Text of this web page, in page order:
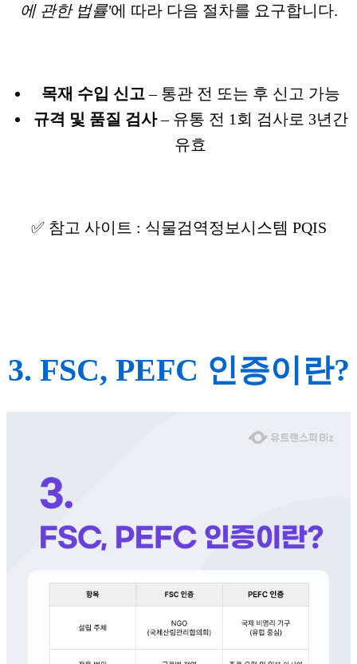
에 관한 법률'에 따라 다음 절차를 요구합니다.
목재 수입 신고– 통관 전 또는 후 신고 가능
규격 및 품질 검사– 유통 전 1회 검사로 3년간
유효
✅ 참고 사이트 : 식물검역정보시스템 PQIS
3. FSC, PEFC 인증이란?